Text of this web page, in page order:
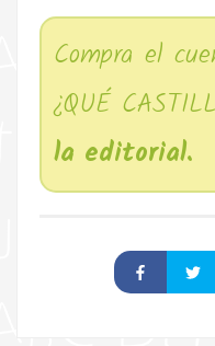
Compra el
¿QUÉ
la editorial.